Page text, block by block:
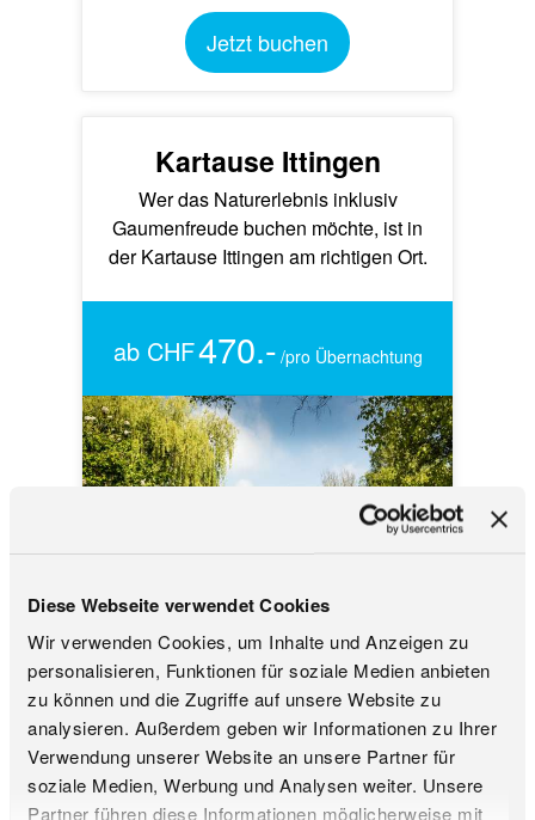
Diese Webseite verwendet Cookies
Wir verwenden Cookies, um Inhalte und Anzeigen zu
personalisieren, Funktionen für soziale Medien anbieten
zu können und die Zugriffe auf unsere Website zu
analysieren. Außerdem geben wir Informationen zu Ihrer
Verwendung unserer Website an unsere Partner für
soziale Medien, Werbung und Analysen weiter. Unsere
Partner führen diese Informationen möglicherweise mit
Jetzt buchen
Kartause Ittingen
Wer das Naturerlebnis inklusiv
Gaumenfreude buchen möchte, ist in
der Kartause Ittingen am richtigen Ort.
ab CHF470.- /pro Übernachtung
1 Übernachtung, 2 Personen
inklusive Frühstück
inklusive 2 E-Bikes